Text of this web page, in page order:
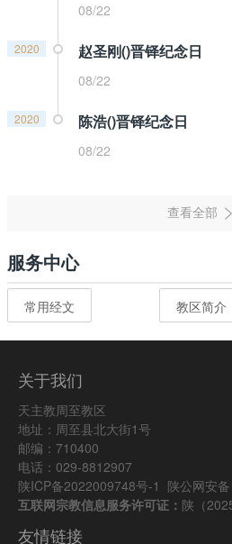
08/22
2020 赵圣刚()晋铎纪念日
08/22
2020 陈浩()晋铎纪念日
08/22
服务中心
常用经文 教区简介
关于我们
天主教周至教区
地址：周至县北大街1号
邮编：710400
电话：029-8812907
陕ICP备2022009748号-1 陕公网安
互联网宗教信息服务许可证： 陕（
友情链接